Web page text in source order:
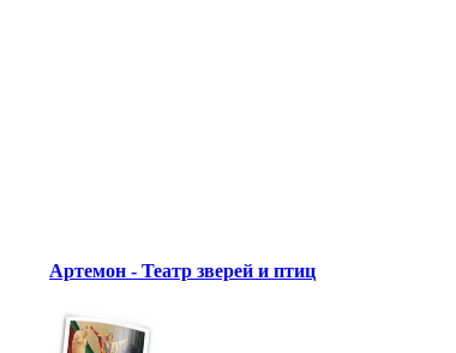
Артемон - Театр зверей и птиц